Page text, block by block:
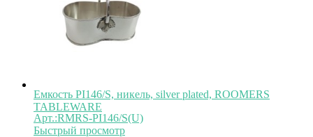
Емкость PI146/S, никель, silver plated, ROOMERS
TABLEWARE
Арт.:RMRS-PI146/S(U)
Быстрый просмотр